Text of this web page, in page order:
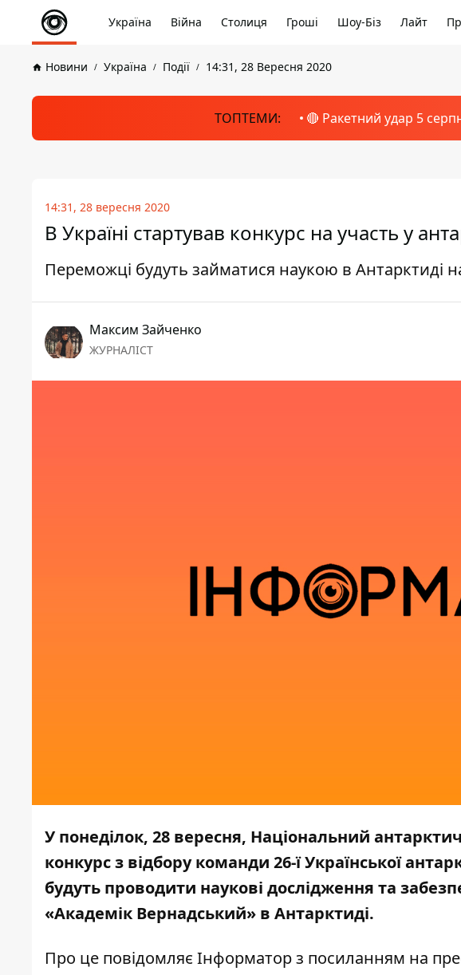
Україна Війна Столиця Гроші Шоу-Біз Лайт
Новини Україна Події 14:31, 28 Вересня 2020
ТОПТЕМИ: 🔴 Ракетний удар 5
14:31, 28 вересня 2020
В Україні стартував конкурс на участь у
Переможці будуть займатися наукою в Антарктиді
Максим Зайченко
ЖУРНАЛІСТ
У понеділок, 28 вересня, Національний
конкурс з відбору команди 26-ї Української
будуть проводити наукові дослідження та
«Академік Вернадський» в Антарктиді.
Про це повідомляє Інформаторз посиланням на